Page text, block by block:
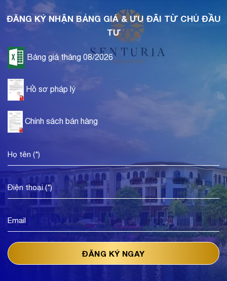
ĐĂNG KÝ NHẬN BẢNG GIÁ & ƯU ĐÃI TỪ CHỦ ĐẦU
TƯ
Bảng giá tháng 08/2026
Hồ sơ pháp lý
Chính sách bán hàng